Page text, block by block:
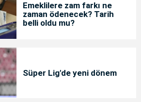
Emeklilere zam farkı ne
zaman ödenecek? Tarih
belli oldu mu?
Süper Lig'de yeni dönem